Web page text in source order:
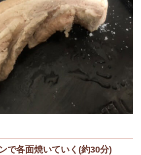
で各面焼いていく(約30分)